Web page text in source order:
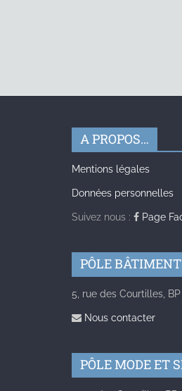
A PROPOS…
Mentions légales
Données personnelles
Suivez nous : Page
PÔLE BÂTIMENT
5, rue des Courtilles,
Nous contacter
PÔLE MODE ET